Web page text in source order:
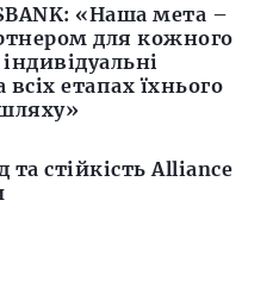
«Наша мета –
для кожного
етапах їхнього
та стійкість Alliance